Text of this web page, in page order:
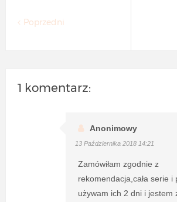
Poprzedni
1 komentarz:
Anonimowy
13 Października 2018 14:21
Zamówiłam zgodnie z
rekomendacja,cała serie i
używam ich 2 dni i jestem